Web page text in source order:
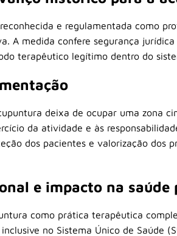
e regulamentada como
A medida confere segurança
terapêutico legítimo dentro do
deixa de ocupar uma zona
da atividade e às
dos pacientes e valorização dos
e impacto na saúde
como prática terapêutica
no Sistema Único de Saúde